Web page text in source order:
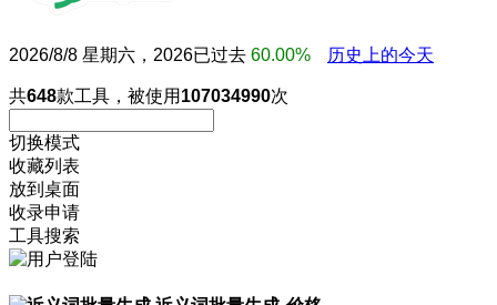
2026/8/8 星期六，2026已过去 60.00% 历史上的今天
共648款工具，被使用 107034990次
切换模式
收藏列表
放到桌面
收录申请
工具搜索